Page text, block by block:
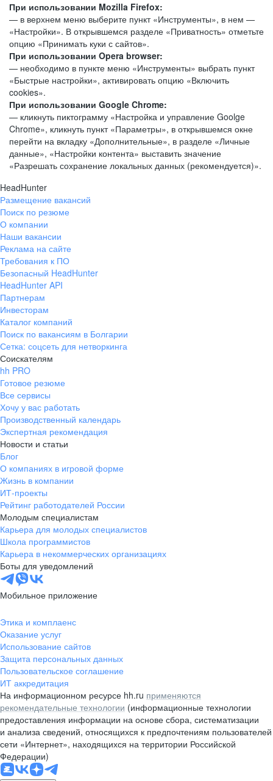
При использовании Mozilla Firefox:
— в верхнем меню выберите пункт «Инструменты», в нем —
«Настройки». В открывшемся разделе «Приватность» отметьте
опцию «Принимать куки с сайтов».
При использовании Opera browser:
— необходимо в пункте меню «Инструменты» выбрать пункт
«Быстрые настройки», активировать опцию «Включить
cookies».
При использовании Google Chrome:
— кликнуть пиктограмму «Настройка и управление Goolge
Chrome», кликнуть пункт «Параметры», в открывшемся окне
перейти на вкладку «Дополнительные», в разделе «Личные
данные», «Настройки контента» выставить значение
«Разрешать сохранение локальных данных (рекомендуется)».
HeadHunter
Размещение вакансий
Поиск по резюме
О компании
Наши вакансии
Реклама на сайте
Требования к ПО
Безопасный HeadHunter
HeadHunter API
Партнерам
Инвесторам
Каталог компаний
Поиск по вакансиям в Болгарии
Сетка: соцсеть для нетворкинга
Соискателям
hh PRO
Готовое резюме
Все сервисы
Хочу у вас работать
Производственный календарь
Экспертная рекомендация
Новости и статьи
Блог
О компаниях в игровой форме
Жизнь в компании
ИТ-проекты
Рейтинг работодателей России
Молодым специалистам
Карьера для молодых специалистов
Школа программистов
Карьера в некоммерческих организациях
Боты для уведомлений
Мобильное приложение
Этика и комплаенс
Оказание услуг
Использование сайтов
Защита персональных данных
Пользовательское соглашение
ИТ аккредитация
На информационном ресурсе hh.ru применяются
рекомендательные технологии (информационные технологии
предоставления информации на основе сбора, систематизации
и анализа сведений, относящихся к предпочтениям пользователей
сети «Интернет», находящихся на территории Российской
Федерации)